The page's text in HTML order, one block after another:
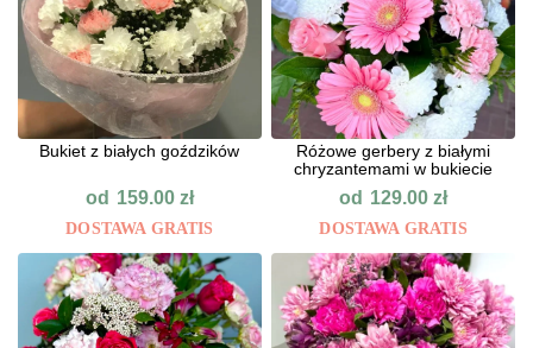
Bukiet z białych goździków
od 159.00 zł
DOSTAWA GRATIS
Różowe gerbery z białymi
chryzantemami w bukiecie
od 129.00zł
DOSTAWA GRATIS